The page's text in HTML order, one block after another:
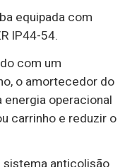
equipada com
IP44-54.
com um
o amortecedor do
operacional
carrinho e reduzir o